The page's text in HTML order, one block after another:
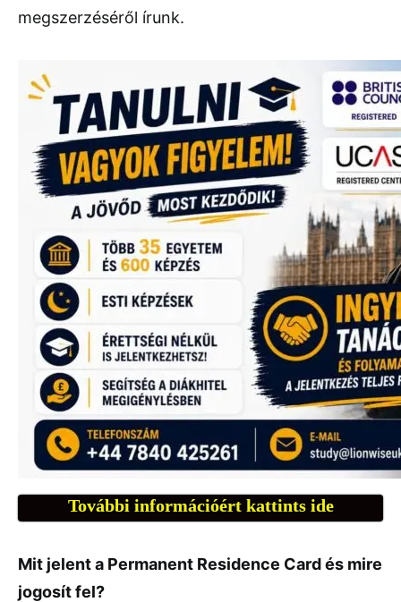
megszerzéséről írunk.
További információért kattints ide
Mit jelent a Permanent Residence Card és mire
jogosít fel?